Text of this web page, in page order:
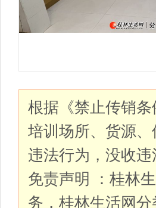
根据《禁止传销
培训场所、货源
违法行为，没收
免责声明 ：桂林
务，桂林生活网